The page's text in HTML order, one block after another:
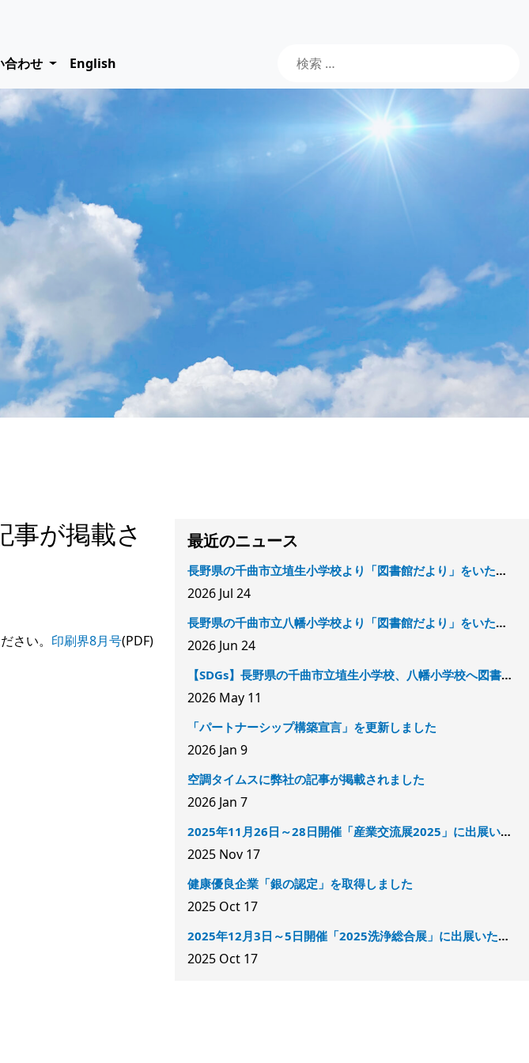
合わせ English
が掲載さ
さい。 印刷界8月号(PDF)
最近のニュース
長野県の千曲市立埴生小学校より「図書館だより」をいただきました
2026 Jul 24
長野県の千曲市立八幡小学校より「図書館だより」をいただきました
2026 Jun 24
【SDGs】長野県の千曲市立埴生小学校、八幡小学校へ図書を寄贈しました
2026 May 11
「パートナーシップ構築宣言」を更新しました
2026 Jan 9
空調タイムスに弊社の記事が掲載されました
2026 Jan 7
2025年11月26日～28日開催「産業交流展2025」に出展いたします
2025 Nov 17
健康優良企業「銀の認定」を取得しました
2025 Oct 17
2025年12月3日～5日開催「2025洗浄総合展」に出展いたします
2025 Oct 17